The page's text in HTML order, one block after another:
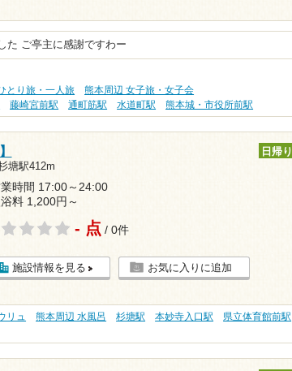
た ご亭主に感謝ですわー
とり旅・一人旅
熊本周辺 女子旅・女子会
藤崎宮前駅 通町筋駅 水道町駅 熊本城・市役所前駅
塘駅412m
日帰り
時間 17:00～24:00
料 1,200円～
- 点 / 0件
施設情報を見る お気に入りに追加
リュ 熊本周辺 水風呂 杉塘駅 本妙寺入口駅
県立体育館前駅